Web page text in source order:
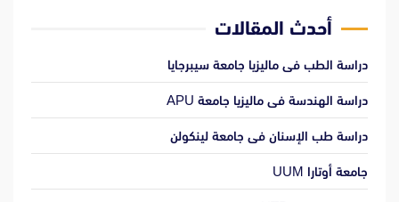
أحدث المقالات
دراسة الطب فى ماليزيا جامعة سيبرجايا
دراسة الهندسة فى ماليزيا جامعة APU
دراسة طب الإسنان فى جامعة لينكولن
جامعة أوتارا UUM